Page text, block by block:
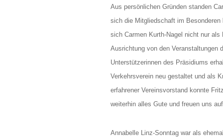
Aus persönlichen Gründen standen
sich die Mitgliedschaft im
sich Carmen Kurth-Nagel nicht nur
Ausrichtung von den Veranstaltungen
Unterstützerinnen des Präsidiums
Verkehrsverein neu gestaltet und als
erfahrener Vereinsvorstand konnte
weiterhin alles Gute und freuen uns
Annabelle Linz-Sonntag war als